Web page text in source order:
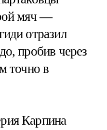
мяч —
отразил
пробив через
точно в
Карпина